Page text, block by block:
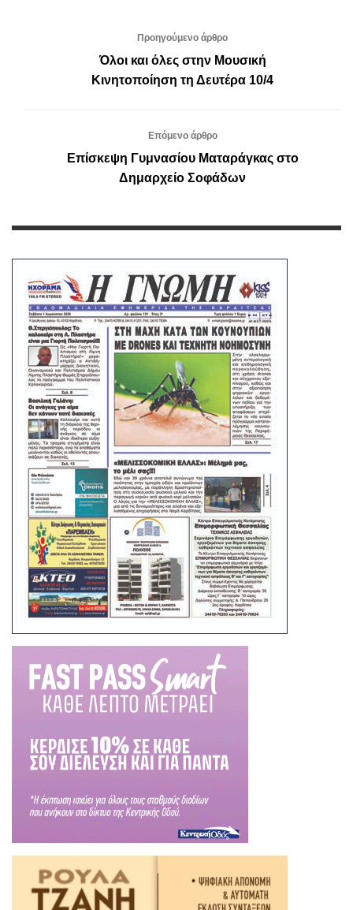
Προηγούμενο άρθρο
Όλοι και όλες στην Μουσική
Κινητοποίηση τη Δευτέρα 10/4
Επόμενο άρθρο
Επίσκεψη Γυμνασίου Ματαράγκας στο
Δημαρχείο Σοφάδων